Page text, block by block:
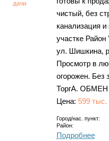
дачи
чистый, без
канализация
участке
ул. Шишкина,
Просмотр в
огорожен. Без
ТоргА. ОБМЕН
Цена: 599 тыс.
Город/нас. пункт:
Район:
Подробнее